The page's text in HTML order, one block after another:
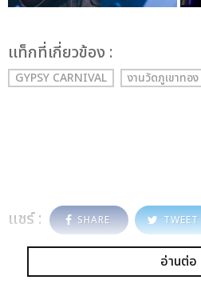
เเท็กที่เกี่ยวข้อง :
GYPSY CARNIVAL งานวัดภูเขาทอง
แชร์ : SHARE TWEET
อ่านต่อ